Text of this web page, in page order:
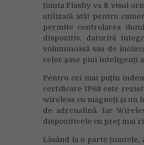
ținuta Flashy va fi visul
utilizată atât pentru
permite controlarea
dispozitiv, datorită
voluminoasă sau de
celor șase pini inteligenți
Pentru cei mai puțin
certificare IP68 este
wireless cu magneți și un
de adrenalină. Iar
dispozitivele cu preț mai
Lăsând la o parte